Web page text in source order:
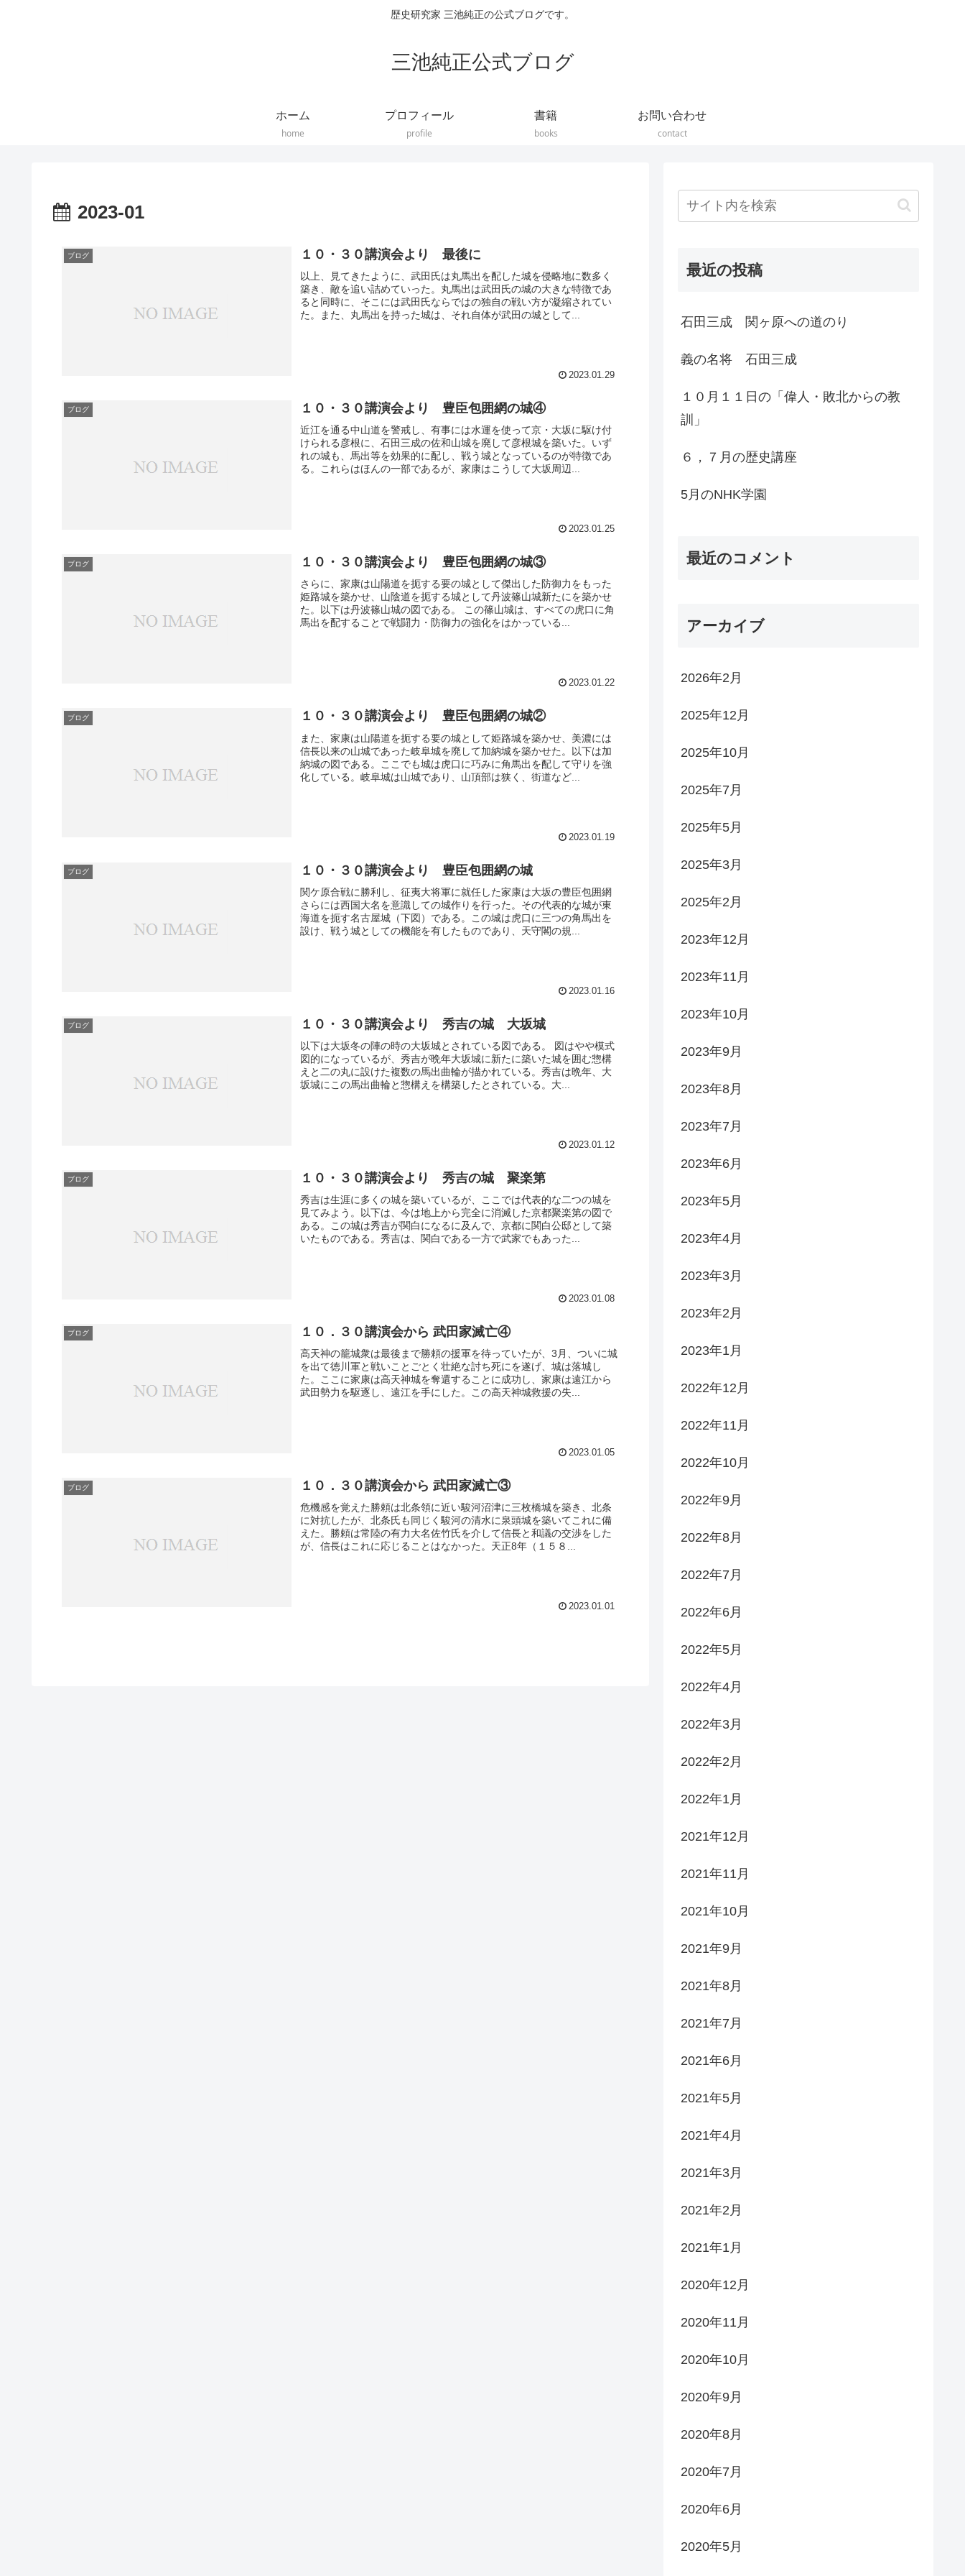
歴史研究家 三池純正の公式ブログです。
三池純正公式ブログ
ホーム
home
プロフィール
profile
書籍
books
お問い合わせ
contact
2023-01
ブログ １０・３０講演会より 最後に
以上、見てきたように、武田氏は丸馬出を配した城を侵略地に数多く
築き、敵を追い詰めていった。丸馬出は武田氏の城の大きな特徴であ
ると同時に、そこには武田氏ならではの独自の戦い方が凝縮されてい
た。また、丸馬出を持った城は、それ自体が武田の城として...
2023.01.29
ブログ １０・３０講演会より 豊臣包囲網の城④
近江を通る中山道を警戒し、有事には水運を使って京・大坂に駆け付
けられる彦根に、石田三成の佐和山城を廃して彦根城を築いた。いず
れの城も、馬出等を効果的に配し、戦う城となっているのが特徴であ
る。これらはほんの一部であるが、家康はこうして大坂周辺...
2023.01.25
ブログ １０・３０講演会より 豊臣包囲網の城③
さらに、家康は山陽道を扼する要の城として傑出した防御力をもった
姫路城を築かせ、山陰道を扼する城として丹波篠山城新たにを築かせ
た。以下は丹波篠山城の図である。 この篠山城は、すべての虎口に角
馬出を配することで戦闘力・防御力の強化をはかっている...
2023.01.22
ブログ １０・３０講演会より 豊臣包囲網の城②
また、家康は山陽道を扼する要の城として姫路城を築かせ、美濃には
信長以来の山城であった岐阜城を廃して加納城を築かせた。以下は加
納城の図である。ここでも城は虎口に巧みに角馬出を配して守りを強
化している。岐阜城は山城であり、山頂部は狭く、街道など...
2023.01.19
ブログ １０・３０講演会より 豊臣包囲網の城
関ケ原合戦に勝利し、征夷大将軍に就任した家康は大坂の豊臣包囲網
さらには西国大名を意識しての城作りを行った。その代表的な城が東
海道を扼す名古屋城（下図）である。この城は虎口に三つの角馬出を
設け、戦う城としての機能を有したものであり、天守閣の規...
2023.01.16
ブログ １０・３０講演会より 秀吉の城 大坂城
以下は大坂冬の陣の時の大坂城とされている図である。 図はやや模式
図的になっているが、秀吉が晩年大坂城に新たに築いた城を囲む惣構
えと二の丸に設けた複数の馬出曲輪が描かれている。秀吉は晩年、大
坂城にこの馬出曲輪と惣構えを構築したとされている。大...
2023.01.12
ブログ １０・３０講演会より 秀吉の城 聚楽第
秀吉は生涯に多くの城を築いているが、ここでは代表的な二つの城を
見てみよう。以下は、今は地上から完全に消滅した京都聚楽第の図で
ある。この城は秀吉が関白になるに及んで、京都に関白公邸として築
いたものである。秀吉は、関白である一方で武家でもあった...
2023.01.08
ブログ １０．３０講演会から 武田家滅亡④
高天神の籠城衆は最後まで勝頼の援軍を待っていたが、3月、ついに城
を出て徳川軍と戦いことごとく壮絶な討ち死にを遂げ、城は落城し
た。ここに家康は高天神城を奪還することに成功し、家康は遠江から
武田勢力を駆逐し、遠江を手にした。この高天神城救援の失...
2023.01.05
ブログ １０．３０講演会から 武田家滅亡③
危機感を覚えた勝頼は北条領に近い駿河沼津に三枚橋城を築き、北条
に対抗したが、北条氏も同じく駿河の清水に泉頭城を築いてこれに備
えた。勝頼は常陸の有力大名佐竹氏を介して信長と和議の交渉をした
が、信長はこれに応じることはなかった。天正8年（１５８...
2023.01.01
最近の投稿
石田三成 関ヶ原への道のり
義の名将 石田三成
１０月１１日の「偉人・敗北からの教
訓」
６，７月の歴史講座
5月のNHK学園
最近のコメント
アーカイブ
2026年2月
2025年12月
2025年10月
2025年7月
2025年5月
2025年3月
2025年2月
2023年12月
2023年11月
2023年10月
2023年9月
2023年8月
2023年7月
2023年6月
2023年5月
2023年4月
2023年3月
2023年2月
2023年1月
2022年12月
2022年11月
2022年10月
2022年9月
2022年8月
2022年7月
2022年6月
2022年5月
2022年4月
2022年3月
2022年2月
2022年1月
2021年12月
2021年11月
2021年10月
2021年9月
2021年8月
2021年7月
2021年6月
2021年5月
2021年4月
2021年3月
2021年2月
2021年1月
2020年12月
2020年11月
2020年10月
2020年9月
2020年8月
2020年7月
2020年6月
2020年5月